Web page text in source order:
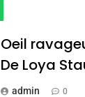
Oeil
De Loya
admin 0
Tafraout,
Azilal
du terroir
DAFINA MAROC